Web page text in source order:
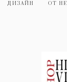
ДИЗАЙН ОТ